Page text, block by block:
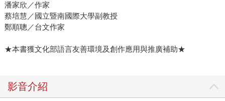
潘家欣／作家
蔡培慧／國立暨南國際大學副教授
鄭順聰／台文作家
★本書獲文化部語言友善環境及創作應用與推廣補助★
影音介紹